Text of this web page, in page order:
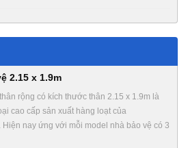
2.15 x 1.9m
rộng có kích thước thân 2.15 x 1.9m là
cao cấp sản xuất hàng loạt của
Hiện nay ứng với mỗi model nhà bảo vệ có 3